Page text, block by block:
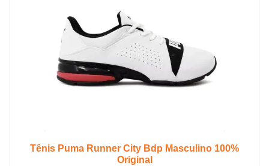
Tênis Puma Runner City Bdp Masculino 100%
Original